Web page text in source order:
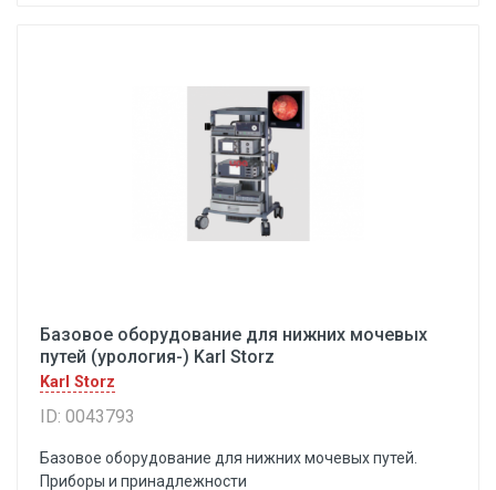
Базовое оборудование для нижних мочевых
путей (урология-) Karl Storz
Karl Storz
ID: 0043793
Базовое оборудование для нижних мочевых путей.
Приборы и принадлежности